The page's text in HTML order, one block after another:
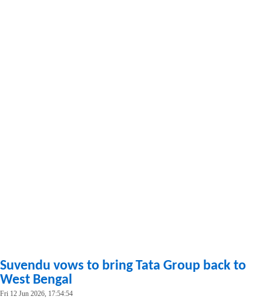
Suvendu vows to bring Tata Group back to
West Bengal
Fri 12 Jun 2026, 17:54:54